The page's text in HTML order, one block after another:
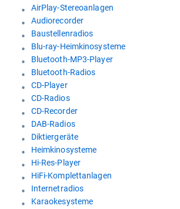
AirPlay-Stereoanlagen
Audiorecorder
Baustellenradios
Blu-ray-Heimkinosysteme
Bluetooth-MP3-Player
Bluetooth-Radios
CD-Player
CD-Radios
CD-Recorder
DAB-Radios
Diktiergeräte
Heimkinosysteme
Hi-Res-Player
HiFi-Komplettanlagen
Internetradios
Karaokesysteme